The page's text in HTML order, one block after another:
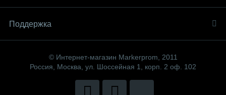
Поддержка
© Интернет-магазин Markerprom, 2011
Россия, Москва, ул. Шоссейная 1, корп. 2 оф. 102